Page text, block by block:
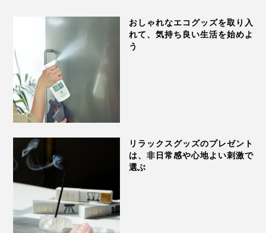
分を保湿してあげるのもおすすめ。
クーリングパッドとして使うなら、ビニール袋に入れ
て、冷蔵庫で数時間（60分以上）冷やしてください。
おしゃれなエコグッズを取り入
れて、気持ち良い生活を始めよ
う
リラックスグッズのプレゼント
は、非日常感や心地よい刺激で
選ぶ